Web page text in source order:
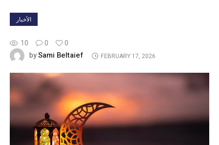
الأخبار
10 0
0
bySami Beltaief FEBRUARY 17, 2026